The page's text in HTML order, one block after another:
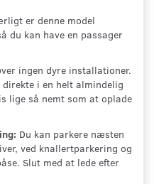
er denne model
du kan have en passager
ingen dyre installationer.
i en helt almindelig
lige så nemt som at oplade
Du kan parkere næsten
ved knallertparkering og
Slut med at lede efter